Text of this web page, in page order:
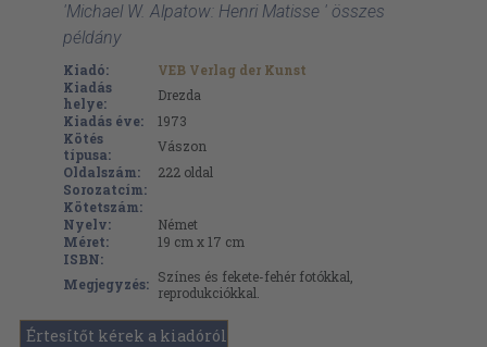
'Michael W. Alpatow: Henri Matisse ' összes
példány
Kiadó:
VEB Verlag der Kunst
Kiadás
helye:
Drezda
Kiadás éve:
1973
Kötés
típusa:
Vászon
Oldalszám:
222 oldal
Sorozatcím:
Kötetszám:
Nyelv:
Német
Méret:
19 cm x 17 cm
ISBN:
Megjegyzés: Színes és fekete-fehér fotókkal,
reprodukciókkal.
Értesítőt kérek a kiadóról